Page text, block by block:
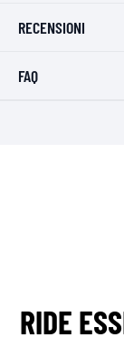
RECENSIONI
FAQ
RIDE